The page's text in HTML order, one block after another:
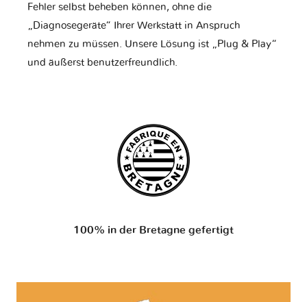
Fehler selbst beheben können, ohne die
„Diagnosegeräte“ Ihrer Werkstatt in Anspruch
nehmen zu müssen. Unsere Lösung ist „Plug & Play“
und äußerst benutzerfreundlich.
100% in der Bretagne gefertigt